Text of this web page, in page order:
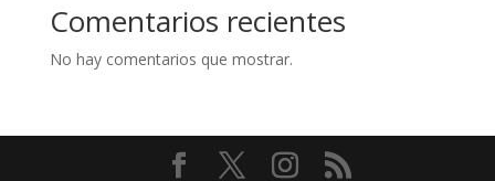
Comentarios recientes
No hay comentarios que mostrar.